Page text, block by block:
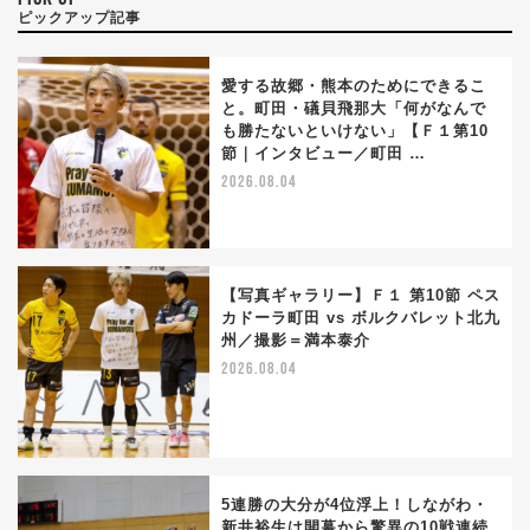
ピックアップ記事
愛する故郷・熊本のためにできるこ
と。町田・礒貝飛那大「何がなんで
も勝たないといけない」【Ｆ１第10
節｜インタビュー／町田 …
2026.08.04
【写真ギャラリー】Ｆ１ 第10節 ペス
カドーラ町田 vs ボルクバレット北九
州／撮影＝満本泰介
2026.08.04
5連勝の大分が4位浮上！しながわ・